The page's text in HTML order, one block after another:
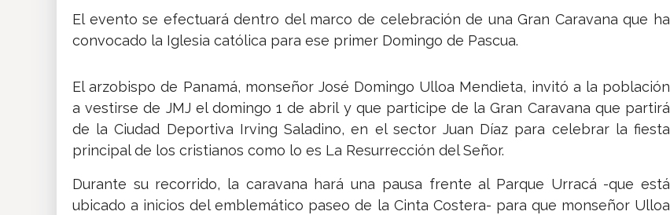
El evento se efectuará dentro del marco de celebración de una Gran Caravana que ha
convocado la Iglesia católica para ese primer Domingo de Pascua.
El arzobispo de Panamá, monseñor José Domingo Ulloa Mendieta, invitó a la población
a vestirse de JMJ el domingo 1 de abril y que participe de la Gran Caravana que partirá
de la Ciudad Deportiva Irving Saladino, en el sector Juan Díaz para celebrar la fiesta
principal de los cristianos como lo es La Resurrección del Señor.
Durante su recorrido, la caravana hará una pausa frente al Parque Urracá -que está
ubicado a inicios del emblemático paseo de la Cinta Costera- para que monseñor Ulloa